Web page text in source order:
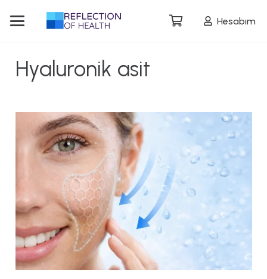
Hesabım
Hyaluronik asit